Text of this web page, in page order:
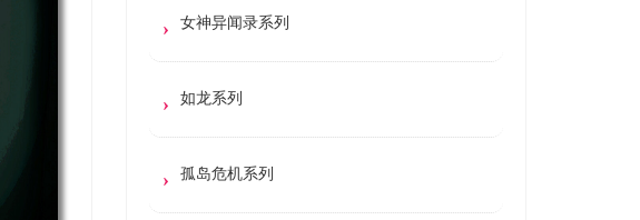
女神异闻录系列
如龙系列
孤岛危机系列